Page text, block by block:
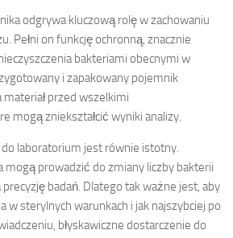
odgrywa kluczową rolę w zachowaniu
Pełni on funkcję ochronną, znacznie
bakteriami obecnymi w
i zapakowany pojemnik
przed wszelkimi
mogą zniekształcić wyniki analizy.
laboratorium jest równie istotny.
mogą prowadzić do zmiany liczby bakterii
precyzję badań. Dlatego tak ważne jest, aby
w sterylnych warunkach i jak najszybciej po
błyskawiczne dostarczenie do